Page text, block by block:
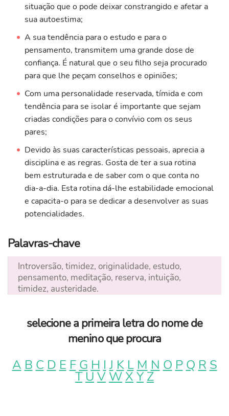
situação que o pode deixar constrangido e afetar a
sua autoestima;
A sua tendência para o estudo e para o
pensamento, transmitem uma grande dose de
confiança. É natural que o seu filho seja procurado
para que lhe peçam conselhos e opiniões;
Com uma personalidade reservada, tímida e com
tendência para se isolar é importante que sejam
criadas condições para o convívio com os seus
pares;
Devido às suas características pessoais, aprecia a
disciplina e as regras. Gosta de ter a sua rotina
bem estruturada e de saber com o que conta no
dia-a-dia. Esta rotina dá-lhe estabilidade emocional
e capacita-o para se dedicar a desenvolver as suas
potencialidades.
Palavras-chave
Introversão, timidez, originalidade, estudo,
pensamento, meditação, reserva, intuição,
timidez, austeridade.
selecione a primeira letra do nome de
menino que procura
A B C D E F G H I J K L M N O P Q R S
TUVW XYZ